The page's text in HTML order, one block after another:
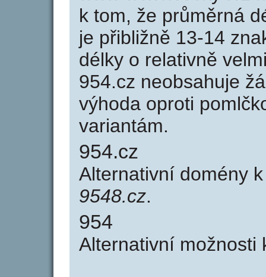
k tom, že průměrná
je přibližně 13-14
délky o relativně
954.cz neobsahuje
výhoda oproti
variantám.
954.cz
Alternativní domény
9548.cz.
954
Alternativní